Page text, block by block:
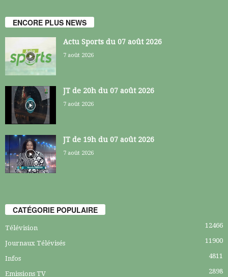
ENCORE PLUS NEWS
Actu Sports du 07 août 2026
7 août 2026
JT de 20h du 07 août 2026
7 août 2026
JT de 19h du 07 août 2026
7 août 2026
CATÉGORIE POPULAIRE
Télévision 12466
Journaux Télévisés 11900
Infos 4811
Emissions TV 2898